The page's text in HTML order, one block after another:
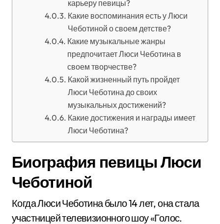
карьеру певицы?
Какие воспоминания есть у Люси
Чеботиной о своем детстве?
Какие музыкальные жанры
предпочитает Люси Чеботина в
своем творчестве?
Какой жизненный путь пройдет
Люси Чеботина до своих
музыкальных достижений?
Какие достижения и награды имеет
Люси Чеботина?
Биография певицы Люси
Чеботиной
Когда Люси Чеботина было 14 лет, она стала
участницей телевизионного шоу «Голос.